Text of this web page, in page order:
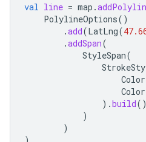
val line = map.
PolylineOptions
.add(LatLng(
.addSpan
StyleSpan
).build